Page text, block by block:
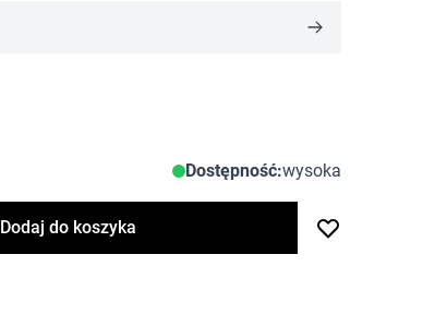
Dostępność:wysoka
Dodaj do koszyka